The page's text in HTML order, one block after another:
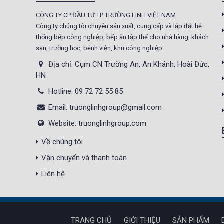
Tủ sấy công nghiệp
21.300.000 đ
20.500.000 đ
Không áp
dụng
Còn hàng
Nồi phở 30- 50- 70 Lít
Không áp
dụng
Còn hàng
GC1050
dụng
CÔNG TY CP ĐẦU TƯ TP TRƯỜNG LINH VIỆT NAM
Công ty chúng tôi chuyên sản xuất, cung cấp và lắp đặt hệ
thống bếp công nghiệp, bếp ăn tập thể cho nhà hàng, khách
sạn, trường học, bệnh viện, khu công nghiệp
Địa chỉ: Cụm CN Trường An, An Khánh, Hoài Đức,
HN
Hotline: 09 72 72 55 85
Email: truonglinhgroup@gmail.com
Website: truonglinhgroup.com
Về chúng tôi
Vận chuyển và thanh toán
Liên hệ
TRANG CHỦ GIỚI THIỆU SẢN PHẨM